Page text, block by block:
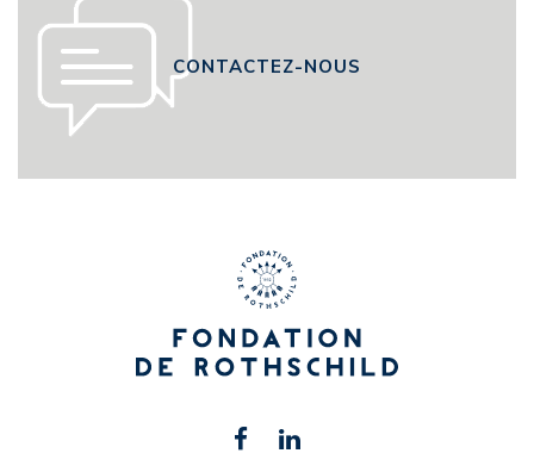
CONTACTEZ-NOUS
FacebookLinkedin